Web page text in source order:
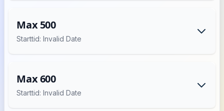
Max 500
Starttid: Invalid Date
Max 600
Starttid: Invalid Date